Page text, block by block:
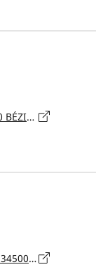
70 Avenue Maréchal Foch, 34500 BÉZIERS
77 Avenue du President Wilson, 34500 BÉZIERS